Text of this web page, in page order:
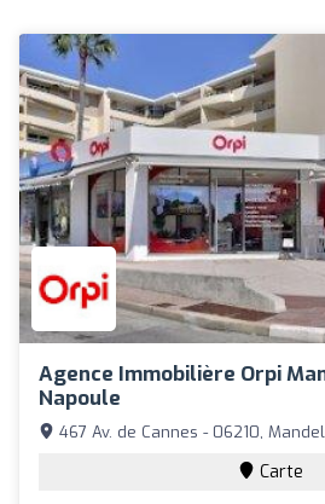
Agence Immobilière Orpi
Napoule
467 Av. de Cannes - 06210,
Carte